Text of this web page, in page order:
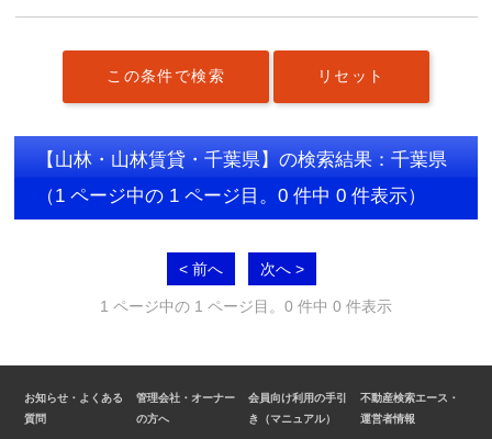
【山林・山林賃貸・千葉県】の検索結果：千葉県
（1 ページ中の 1 ページ目。0 件中 0 件表示）
< 前へ 次へ >
1 ページ中の 1 ページ目。0 件中 0 件表示
お知らせ・よくある
質問
管理会社・オーナー
の方へ
会員向け利用の手引
き（マニュアル）
不動産検索エース・
運営者情報